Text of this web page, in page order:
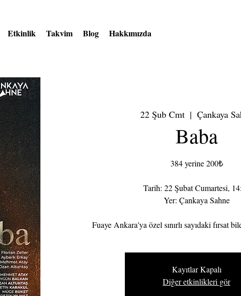
Etkinlik Takvim Blog Hakkımızda
22 Şub Cmt
  |
Çankaya
Baba
384 yerine 200₺
Tarih: 22 Şubat Cumartesi,
Yer: Çankaya Sahne
Fuaye Ankara'ya özel sınırlı sayıdaki fırsat
Kayıtlar Kapalı
Diğer etkinlikleri gör